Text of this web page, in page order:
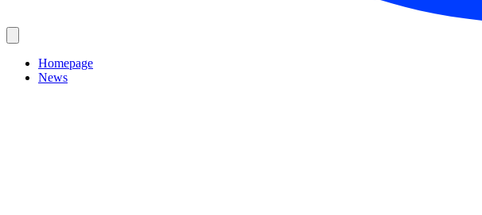
Homepage
News